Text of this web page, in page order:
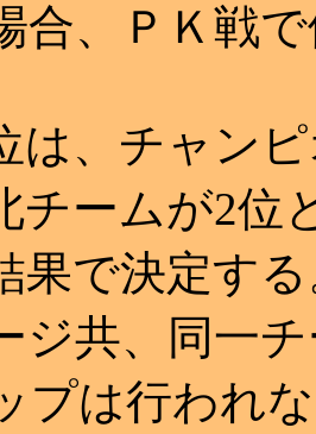
合、ＰＫ戦
、チャン
チームが2位
果で決定す
共、同一
プは行われ